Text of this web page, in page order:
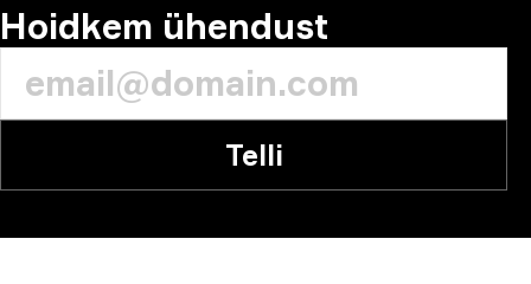
Hoidkem ühendust
Telli